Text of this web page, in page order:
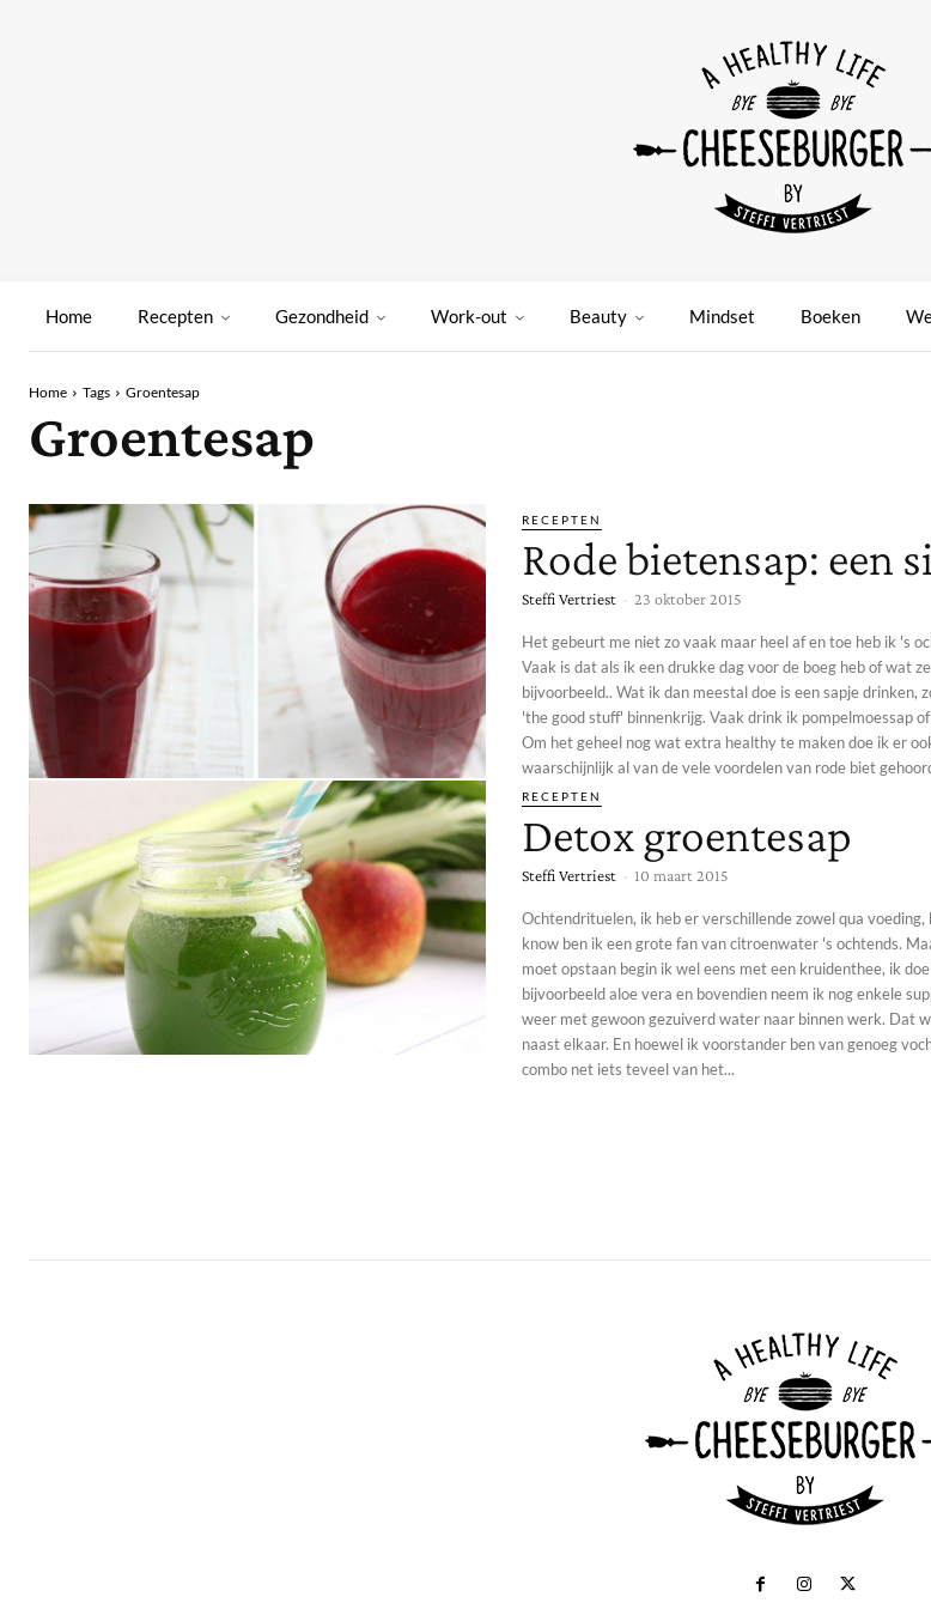
Home Recepten Gezondheid Work-out Beauty Mindset Boeken
Home Tags Groentesap
Groentesap
RECEPTEN
Rode bietensap: een
Steffi Vertriest - 23 oktober 2015
Het gebeurt me niet zo vaak maar heel af en toe heb ik 's
Vaak is dat als ik een drukke dag voor de boeg heb of wat
bijvoorbeeld.. Wat ik dan meestal doe is een sapje drinken,
'the good stuff' binnenkrijg. Vaak drink ik pompelmoessap of sap van biologische sinaasappelen.
Om het geheel nog wat extra healthy te maken doe ik er
waarschijnlijk al van de vele voordelen van rode biet
RECEPTEN
Detox groentesap
Steffi Vertriest - 10 maart 2015
Ochtendrituelen, ik heb er verschillende zowel qua
know ben ik een grote fan van citroenwater 's ochtends.
moet opstaan begin ik wel eens met een kruidenthee, ik
bijvoorbeeld aloe vera en bovendien neem ik nog enkele
weer met gewoon gezuiverd water naar binnen werk. Dat
naast elkaar. En hoewel ik voorstander ben van genoeg
combo net iets teveel van het...